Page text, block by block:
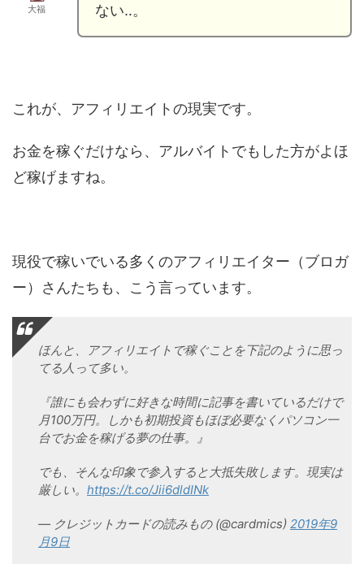
大福
ない‥。
これが、アフィリエイトの現実です。
お金を稼ぐだけなら、アルバイトでもした方がよほ
ど稼げますね。
現役で稼いでいる多くのアフィリエイター（ブロガ
ー）さんたちも、こう言っています。
ほんと、アフィリエイトで稼ぐことを下記のように思っ
てる人って多い。
『誰にも会わずに好きな時間に記事を書いているだけで
月100万円。しかも初期投資もほぼ必要なくパソコン一
台でお金を稼げる夢の仕事。』
でも、そんな印象で参入すると大抵失敗します。現実は
厳しい。 https://t.co/Jii6dldINk
— クレジットカードの読みもの (@cardmics) 2019年9
月9日